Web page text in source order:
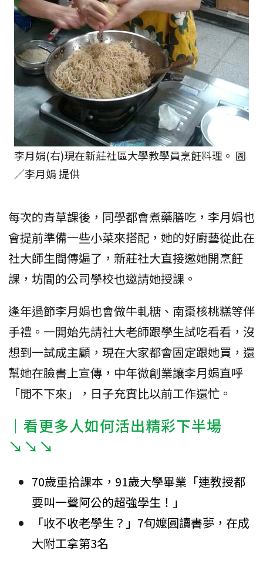
李月娟(右)現在新莊社區大學教學員烹飪料理。 圖
／李月娟 提供
每次的青草課後，同學都會煮藥膳吃，李月娟也
會提前準備一些小菜來搭配，她的好廚藝從此在
社大師生間傳遍了，新莊社大直接邀她開烹飪
課，坊間的公司學校也邀請她授課。
逢年過節李月娟也會做牛軋糖、南棗核桃糕等伴
手禮。一開始先請社大老師跟學生試吃看看，沒
想到一試成主顧，現在大家都會固定跟她買，還
幫她在臉書上宣傳，中年微創業讓李月娟直呼
「閒不下來」，日子充實比以前工作還忙。
｜看更多人如何活出精彩下半場
↘↘↘
70歲重拾課本，91歲大學畢業「連教授都
要叫一聲阿公的超強學生！」
「收不收老學生？」7旬嬤圓讀書夢，在成
大附工拿第3名